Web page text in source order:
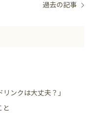
過去の記事
ンクは大丈夫？」
と